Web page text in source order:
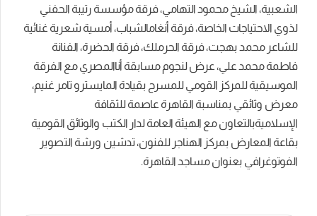
الشعبية،الشيخ محمود التهامي،فرقةمؤسسة رتيبة الحفني
لذوي الاحتياجات الخاصة،فرقة أنغامالشباب،أمسيةشعرية غنائية
للشاعر محمد بهجت،فرقة الحرملك،فرقة الحضرة،الفنانة
فاطمةمحمد علي،عرضلنجوم مسابقة أناالمصريمع الفرقة
الموسيقيةللمركز القوميللمسرح بقيادة المايستروتامر غنيم،
معرض وثائقي بمناسبة القاهرة عاصمةللثقافة
الإسلاميةبالتعاونمع الهيئة العامةلدار الكتب والوثائق القومية
بقاعة المعارض بمركز الهناجر للفنون،تدشين ورشة التصوير
الفوتوغرافي بعنوانمساجد القاهرة.